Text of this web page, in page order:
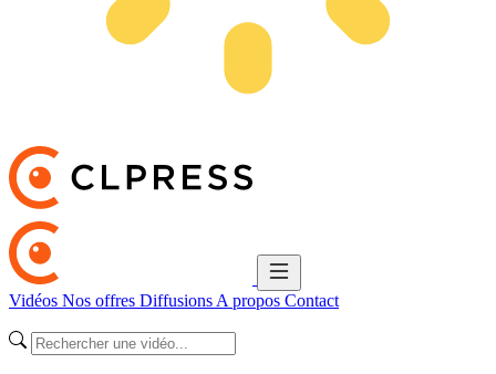
Vidéos Nos offres Diffusions A propos Contact